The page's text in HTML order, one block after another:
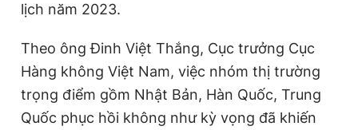
lịch năm 2023.
Theo ông Đinh Việt Thắng, Cục trưởng Cục
Hàng không Việt Nam, việc nhóm thị trường
trọng điểm gồm Nhật Bản, Hàn Quốc, Trung
Quốc phục hồi không như kỳ vọng đã khiến